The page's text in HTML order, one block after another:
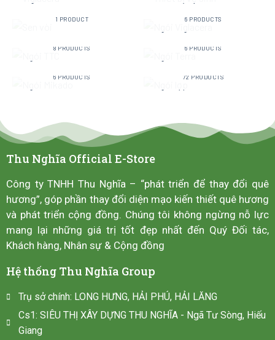
1 PRODUCT 6 PRODUCTS
8 PRODUCTS 6 PRODUCTS
6 PRODUCTS 72 PRODUCTS
Thu Nghĩa Official E-Store
Công ty TNHH Thu Nghĩa – “phát triển để thay đổi quê
hương”, góp phần thay đổi diện mạo kiến thiết quê hương
và phát triển cộng đồng. Chúng tôi không ngừng nỗ lực
mang lại những giá trị tốt đẹp nhất đến Quý Đối tác,
Khách hàng, Nhân sự & Cộng đồng
Hệ thống Thu Nghĩa Group
Trụ sở chính: LONG HƯNG, HẢI PHÚ, HẢI LĂNG
Cs1: SIÊU THỊ XÂY DỰNG THU NGHĨA - Ngã Tư Sòng, Hiếu
Giang